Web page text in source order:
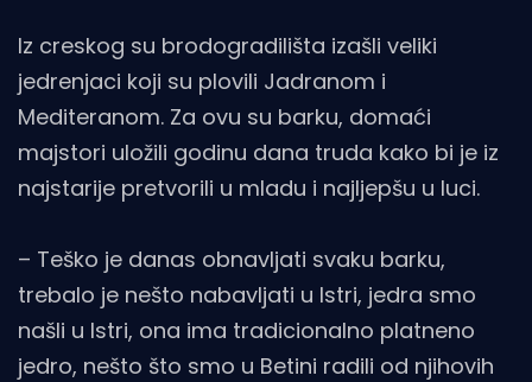
Iz creskog su brodogradilišta izašli veliki
jedrenjaci koji su plovili Jadranom i
Mediteranom. Za ovu su barku, domaći
majstori uložili godinu dana truda kako bi je iz
najstarije pretvorili u mladu i najljepšu u luci.
– Teško je danas obnavljati svaku barku,
trebalo je nešto nabavljati u Istri, jedra smo
našli u Istri, ona ima tradicionalno platneno
jedro, nešto što smo u Betini radili od njihovih